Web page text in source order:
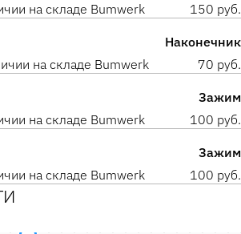
на складе Bumwerk 150 руб.
Наконечник
на складе Bumwerk 70 руб.
Зажим
на складе Bumwerk 100 руб.
Зажим
на складе Bumwerk 100 руб.